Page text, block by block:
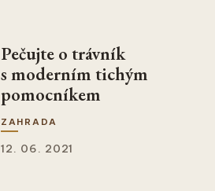
Pečujte o trávník
s moderním tichým
pomocníkem
ZAHRADA
12. 06. 2021